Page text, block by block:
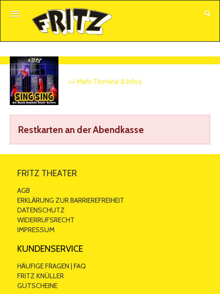
ALLE VERANSTALTUNGEN
KUNDENKONTO
>> Mehr Termine & Infos
Restkarten an der Abendkasse
FRITZ THEATER
AGB
ERKLÄRUNG ZUR BARRIEREFREIHEIT
DATENSCHUTZ
WIDERRUFSRECHT
IMPRESSUM
KUNDENSERVICE
HÄUFIGE FRAGEN | FAQ
FRITZ KNÜLLER
GUTSCHEINE